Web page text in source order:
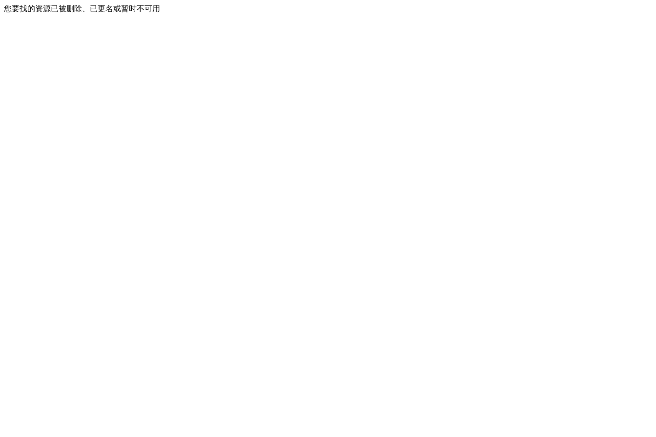
您要找的资源已被删除、已更名或暂时不可用